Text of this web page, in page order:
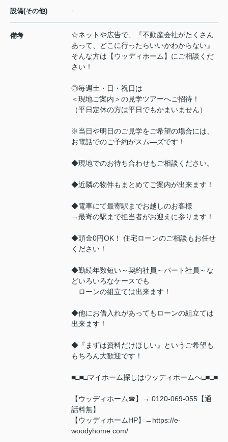
設備(その他) -
備考
☆ネットや広告で、『不動産会社がたくさん
あって、どこに行ったらいいかわからない』
そんな方は【ウッディホーム】にご相談くだ
さい！
◎毎週土・日・祝日は
＜現地ご案内＞の見学ツアーへご招待！
（平日定休の方は平日でもかまいません）
※当日や明日のご見学をご希望の場合には、
お電話でのご予約がスム―ズです！
◆現地でのお待ち合わせもご相談ください。
◆近隣の物件もまとめてご案内が出来ます！
◆電車にて最寄駅までお越しのお客様
→最寄の駅まで担当者がお迎えに参ります！
◆頭金0円OK！ 住宅ローンのご相談もお任せ
ください！
◆勤続年数短い～契約社員～パート社員～な
どいろいろなケースでも
ローンの組立ては出来ます！
◆他にお借入れがあってもローンの組立ては
出来ます！
◆『まずは資料だけほしい』というご希望も
もちろん大歓迎です！
■□■□マイホーム探しはウッディホームへ□■□■
【ウッディホーム☎】→ 0120-069-055【通
話料無】
【ウッディホームHP】→https://e-
woodyhome.com/